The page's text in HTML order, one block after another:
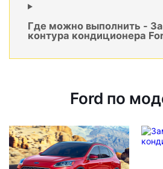
Где можно выполнить -
контура кондиционера
Ford по